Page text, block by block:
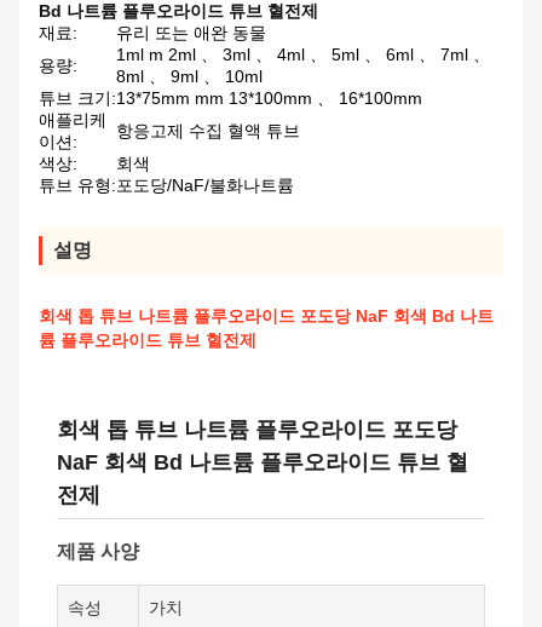
Bd 나트륨 플루오라이드 튜브 혈전제
재료:
유리 또는 애완 동물
용량:
1ml m 2ml 、 3ml 、 4ml 、 5ml 、 6ml 、 7ml 、
8ml 、 9ml 、 10ml
튜브 크기:13*75mm mm 13*100mm 、 16*100mm
애플리케
이션:
항응고제 수집 혈액 튜브
색상:
회색
튜브 유형:포도당/NaF/불화나트륨
설명
회색 톱 튜브 나트륨 플루오라이드 포도당 NaF 회색 Bd 나트
륨 플루오라이드 튜브 혈전제
회색 톱 튜브 나트륨 플루오라이드 포도당
NaF 회색 Bd 나트륨 플루오라이드 튜브 혈
전제
제품 사양
속성 가치